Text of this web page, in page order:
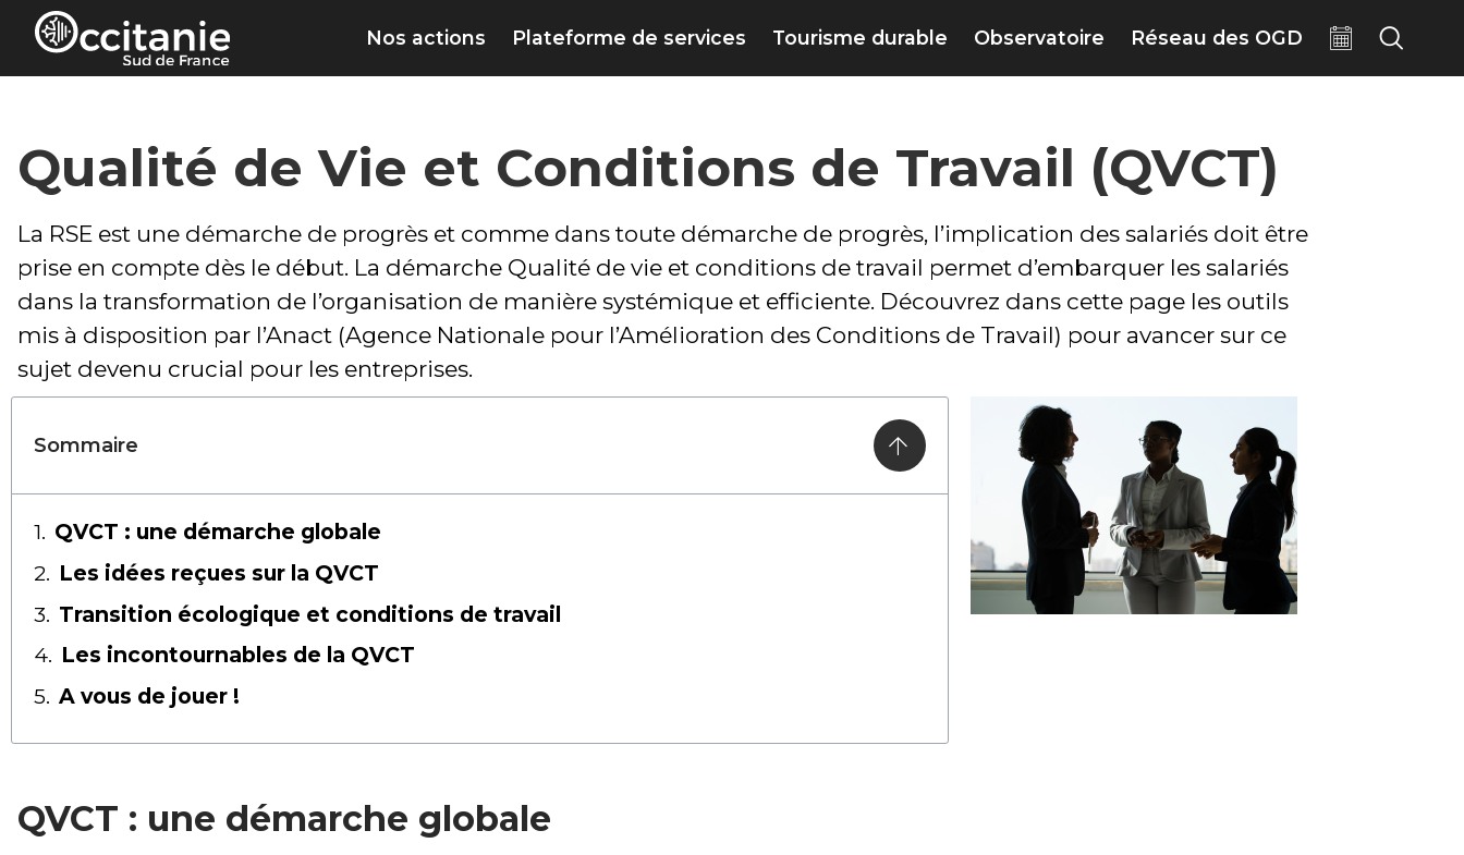
Panneau de gestion des cookies
Nos actions Plateforme de services Tourisme durable Observatoire Réseau des OGD
Qualité de Vie et Conditions de Travail (QVCT)
La RSE est une démarche de progrès et comme dans toute démarche de progrès, l’implication des salariés doit être
prise en compte dès le début. La démarche Qualité de vie et conditions de travail permet d’embarquer les salariés
dans la transformation de l’organisation de manière systémique et efficiente. Découvrez dans cette page les outils
mis à disposition par l’Anact (Agence Nationale pour l’Amélioration des Conditions de Travail) pour avancer sur ce
sujet devenu crucial pour les entreprises.
Sommaire
QVCT : une démarche globale
Les idées reçues sur la QVCT
Transition écologique et conditions de travail
Les incontournables de la QVCT
A vous de jouer !
QVCT : une démarche globale